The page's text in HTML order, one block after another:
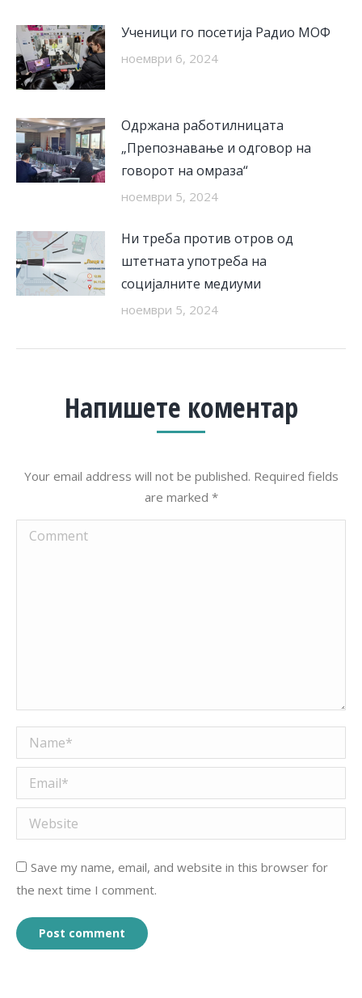
Ученици го посетија Радио МОФ
ноември 6, 2024
Одржана работилницата
„Препознавање и одговор на
говорот на омраза“
ноември 5, 2024
Ни треба против отров од
штетната употреба на
социјалните медиуми
ноември 5, 2024
Напишете коментар
Your email address will not be published. Required fields
are marked *
Comment
Name *
Email *
Website
Save my name, email, and website in this browser for
the next time I comment.
Post comment